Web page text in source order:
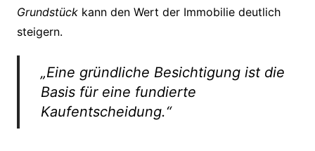
Grundstückkann den Wert der Immobilie deutlich
steigern.
„Eine gründliche Besichtigung ist die
Basis für eine fundierte
Kaufentscheidung.“